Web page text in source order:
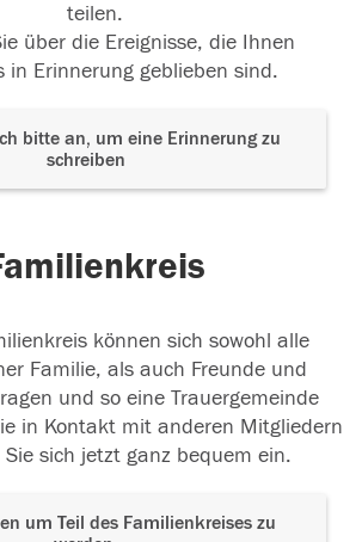
teilen.
über die Ereignisse, die Ihnen
in Erinnerung geblieben sind.
bitte an, um eine Erinnerung zu
schreiben
können sich sowohl alle
Familie, als auch Freunde und
und so eine Trauergemeinde
in Kontakt mit anderen Mitgliedern
sich jetzt ganz bequem ein.
um Teil des Familienkreises zu